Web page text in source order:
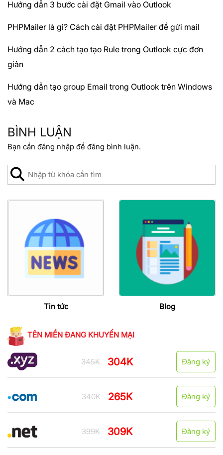
Hướng dẫn 3 bước cài đặt Gmail vào Outlook
PHPMailer là gì? Cách cài đặt PHPMailer để gửi mail
Hướng dẫn 2 cách tạo tạo Rule trong Outlook cực đơn
giản
Hướng dẫn tạo group Email trong Outlook trên Windows
và Mac
BÌNH LUẬN
Bạn cần đăng nhập để đăng bình luận.
Tin tức Blog
TÊN MIỀN ĐANG KHUYẾN MẠI
345K 304K Đăng ký
340K 265K Đăng ký
399K 309K Đăng ký